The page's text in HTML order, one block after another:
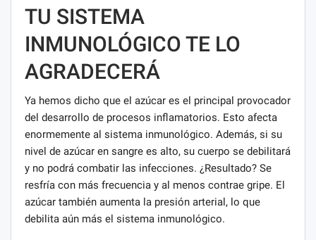
TU SISTEMA
INMUNOLÓGICO TE LO
AGRADECERÁ
Ya hemos dicho que el azúcar es el principal provocador
del desarrollo de procesos inflamatorios. Esto afecta
enormemente al sistema inmunológico. Además, si su
nivel de azúcar en sangre es alto, su cuerpo se debilitará
y no podrá combatir las infecciones. ¿Resultado? Se
resfría con más frecuencia y al menos contrae gripe. El
azúcar también aumenta la presión arterial, lo que
debilita aún más el sistema inmunológico.